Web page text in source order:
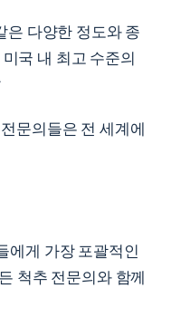
은 다양한 정도와 종
국 내 최고 수준의
문의들은 전 세계에
에게 가장 포괄적인
척추 전문의와 함께